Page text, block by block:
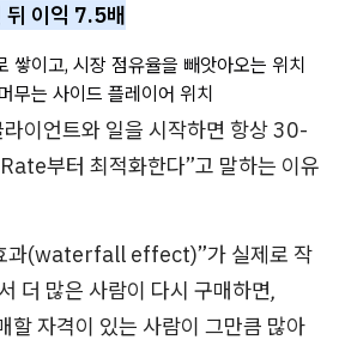
이익 7.5배
쌓이고, 시장 점유율을 빼앗아오는 위치
무는 사이드 플레이어 위치
이언트와 일을 시작하면 항상 30-
부터 최적화한다”고 말하는 이유
과(waterfall effect)”가 실제로 작
더 많은 사람이 다시 구매하면,
자격이 있는 사람이 그만큼 많아